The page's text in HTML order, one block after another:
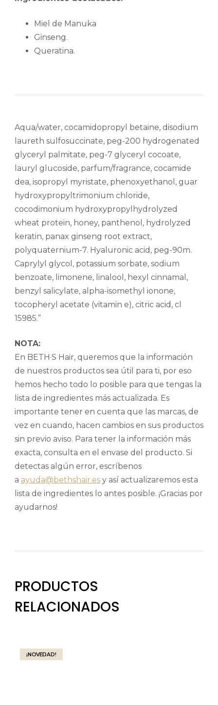
Miel de Manuka
Ginseng.
Queratina.
Aqua/water, cocamidopropyl betaine, disodium
laureth sulfosuccinate, peg-200 hydrogenated
glyceryl palmitate, peg-7 glyceryl cocoate,
lauryl glucoside, parfum/fragrance, cocamide
dea, isopropyl myristate, phenoxyethanol, guar
hydroxypropyltrimonium chloride,
cocodimonium hydroxypropylhydrolyzed
wheat protein, honey, panthenol, hydrolyzed
keratin, panax ginseng root extract,
polyquaternium-7. Hyaluronic acid, peg-90m.
Caprylyl glycol, potassium sorbate, sodium
benzoate, limonene, linalool, hexyl cinnamal,
benzyl salicylate, alpha-isomethyl ionone,
tocopheryl acetate (vitamin e), citric acid, cl
15985.”
NOTA:
En BETH·S Hair, queremos que la información
de nuestros productos sea útil para ti, por eso
hemos hecho todo lo posible para que tengas la
lista de ingredientes más actualizada. Es
importante tener en cuenta que las marcas, de
vez en cuando, hacen cambios en sus productos
sin previo aviso. Para tener la información más
exacta, consulta en el envase del producto. Si
detectas algún error, escríbenos
a ayuda@bethshair.es y así actualizaremos esta
lista de ingredientes lo antes posible. ¡Gracias por
ayudarnos!
PRODUCTOS
RELACIONADOS
¡NOVEDAD!